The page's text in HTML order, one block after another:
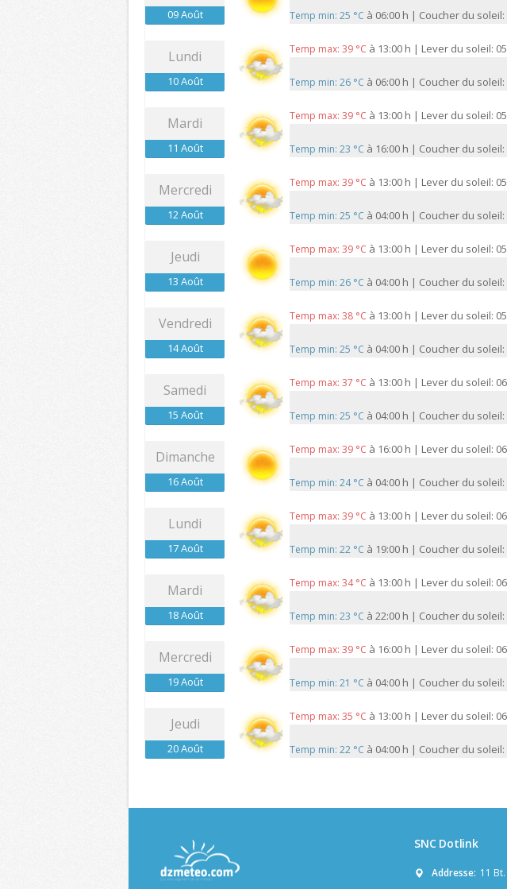
09 Août Temp min: 25 °C à 06:00 h | Coucher du
Lundi
10 Août
Temp max: 39 °C à 13:00 h | Lever du soleil:
Temp min: 26 °C à 06:00 h | Coucher du
Mardi
11 Août
Temp max: 39 °C à 13:00 h | Lever du soleil:
Temp min: 23 °C à 16:00 h | Coucher du
Mercredi
12 Août
Temp max: 39 °C à 13:00 h | Lever du soleil:
Temp min: 25 °C à 04:00 h | Coucher du
Jeudi
13 Août
Temp max: 39 °C à 13:00 h | Lever du soleil:
Temp min: 26 °C à 04:00 h | Coucher du
Vendredi
14 Août
Temp max: 38 °C à 13:00 h | Lever du soleil:
Temp min: 25 °C à 04:00 h | Coucher du
Samedi
15 Août
Temp max: 37 °C à 13:00 h | Lever du soleil:
Temp min: 25 °C à 04:00 h | Coucher du
Dimanche
16 Août
Temp max: 39 °C à 16:00 h | Lever du soleil:
Temp min: 24 °C à 04:00 h | Coucher du
Lundi
17 Août
Temp max: 39 °C à 13:00 h | Lever du soleil:
Temp min: 22 °C à 19:00 h | Coucher du
Mardi
18 Août
Temp max: 34 °C à 13:00 h | Lever du soleil:
Temp min: 23 °C à 22:00 h | Coucher du
Mercredi
19 Août
Temp max: 39 °C à 16:00 h | Lever du soleil:
Temp min: 21 °C à 04:00 h | Coucher du
Jeudi
20 Août
Temp max: 35 °C à 13:00 h | Lever du soleil:
Temp min: 22 °C à 04:00 h | Coucher du
SNC Dotlink
Addresse: 11